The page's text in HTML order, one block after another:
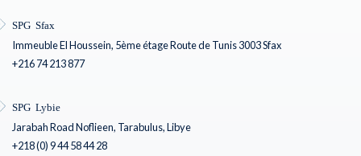
SPG Sfax
Immeuble El Houssein, 5ème étage Route de Tunis 3003 Sfax
+216 74 213 877
SPG Lybie
Jarabah Road Noflieen, Tarabulus, Libye
+218 (0) 9 44 58 44 28